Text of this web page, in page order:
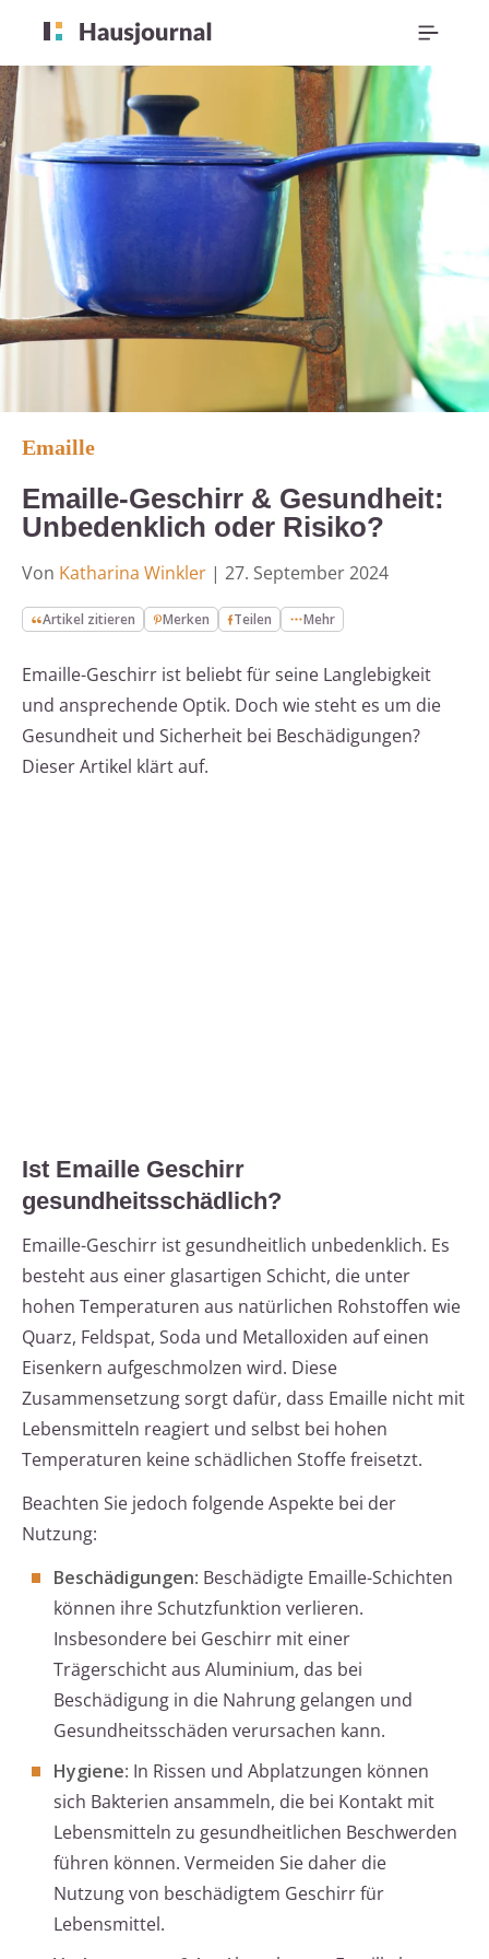
Emaille
Emaille-Geschirr & Gesundheit:
Unbedenklich oder Risiko?
Von Katharina Winkler | 27. September 2024
Artikel zitieren Merken Teilen Mehr
Emaille-Geschirr ist beliebt für seine Langlebigkeit
und ansprechende Optik. Doch wie steht es um die
Gesundheit und Sicherheit bei Beschädigungen?
Dieser Artikel klärt auf.
Ist Emaille Geschirr
gesundheitsschädlich?
Emaille-Geschirr ist gesundheitlich unbedenklich. Es
besteht aus einer glasartigen Schicht, die unter
hohen Temperaturen aus natürlichen Rohstoffen wie
Quarz, Feldspat, Soda und Metalloxiden auf einen
Eisenkern aufgeschmolzen wird. Diese
Zusammensetzung sorgt dafür, dass Emaille nicht mit
Lebensmitteln reagiert und selbst bei hohen
Temperaturen keine schädlichen Stoffe freisetzt.
Beachten Sie jedoch folgende Aspekte bei der
Nutzung:
Beschädigungen: Beschädigte Emaille-Schichten
können ihre Schutzfunktion verlieren.
Insbesondere bei Geschirr mit einer
Trägerschicht aus Aluminium, das bei
Beschädigung in die Nahrung gelangen und
Gesundheitsschäden verursachen kann.
Hygiene: In Rissen und Abplatzungen können
sich Bakterien ansammeln, die bei Kontakt mit
Lebensmitteln zu gesundheitlichen Beschwerden
führen können. Vermeiden Sie daher die
Nutzung von beschädigtem Geschirr für
Lebensmittel.